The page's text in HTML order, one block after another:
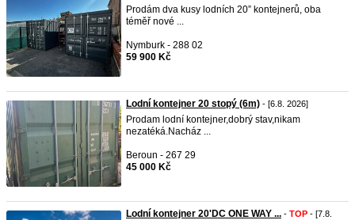
Prodám dva kusy lodních 20” kontejnerů, oba
téměř nové ...
Nymburk - 288 02
59 900 Kč
Lodní kontejner 20 stopý (6m) - [6.8. 2026]
Prodam lodní kontejner,dobrý stav,nikam
nezatéká.Nacház ...
Beroun - 267 29
45 000 Kč
Lodní kontejner 20'DC ONE WAY ... - TOP - [7.8.